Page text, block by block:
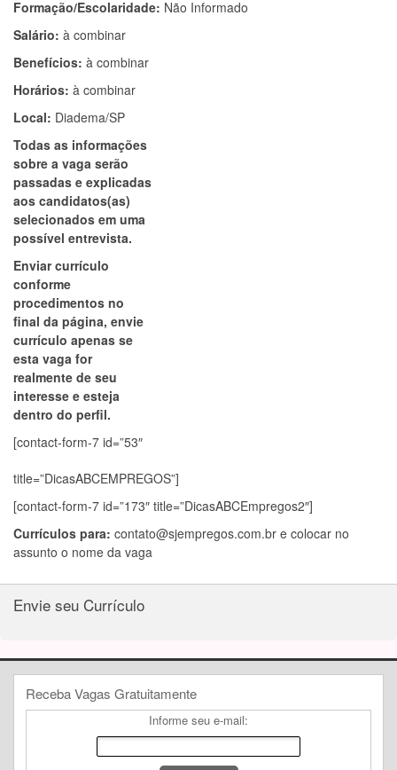
Formação/Escolaridade: Não Informado
Salário: à combinar
Benefícios: à combinar
Horários: à combinar
Local: Diadema/SP
Todas as informações
sobre a vaga serão
passadas e explicadas
aos candidatos(as)
selecionados em uma
possível entrevista.
Enviar currículo
conforme
procedimentos no
final da página, envie
currículo apenas se
esta vaga for
realmente de seu
interesse e esteja
dentro do perfil.
[contact-form-7 id=”53″
title=”DicasABCEMPREGOS”]
[contact-form-7 id=”173″ title=”DicasABCEmpregos2″]
Currículos para: contato@sjempregos.com.br e colocar no
assunto o nome da vaga
Envie seu Currículo
Receba Vagas Gratuitamente
Informe seu e-mail: